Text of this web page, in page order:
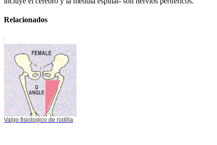
Relacionados
Valgo fisiologico de rodilla